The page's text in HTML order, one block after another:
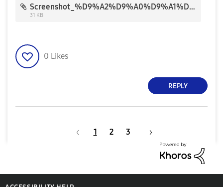
Screenshot_%D9%A2%D9%A0%D9%A1%D9%A9%D9%A0%D9%A4%D9%A2%D9%A5-%D9%A1%D9%A2%D9%A4%D9%A7%D9%A3%D9%A1_Package%20installer_1611.jpg
31 KB
0 Likes
REPLY
1 2 3